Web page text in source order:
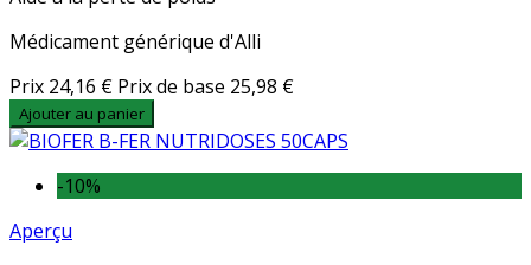
Médicament générique d'Alli
Prix 24,16 € Prix de base 25,98 €
Ajouter au panier
-10%
Aperçu